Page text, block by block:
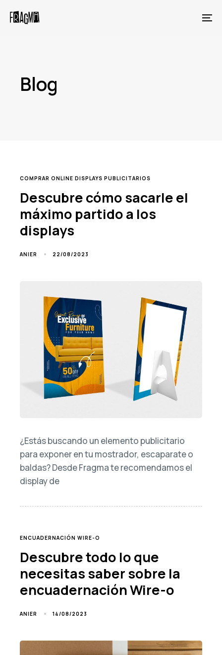
links
contentBlog
TAGS
COMPRAR ONLINE DISPLAYS PUBLICITARIOS
Descubre cómo sacarle el
máximo partido a los
displays
ANIER 22/08/2023
¿Estás buscando un elemento publicitario
para exponer en tu mostrador, escaparate o
baldas? Desde Fragma te recomendamos el
display de
TAGS
ENCUADERNACIÓN WIRE-O
Descubre todo lo que
necesitas saber sobre la
encuadernación Wire-o
ANIER 14/08/2023